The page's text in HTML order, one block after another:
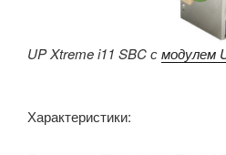
UP Xtreme i11 SBC смодулем
Характеристики: